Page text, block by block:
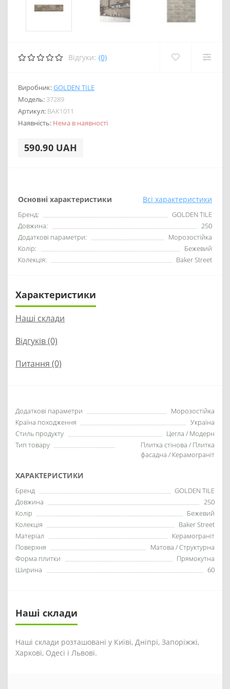
Відгуки: (0)
Виробник:GOLDEN TILE
Модель: 37289
Артикул: BAK1011
Наявність: Нема в наявності
590.90 UAH
Основні характеристики Всі характеристики
Бренд:
GOLDEN TILE
Довжина:
250
Додаткові параметри:
Морозостійка
Колір:
Бежевий
Колекція:
Baker Street
Характеристики
Наші склади
Відгуків (0)
Питання (0)
Додаткові параметри
Морозостійка
Країна походження
Україна
Стиль продукту
Цегла / Модерн
Тип товару
Плитка стінова / Плитка
фасадна / Керамограніт
ХАРАКТЕРИСТИКИ
Бренд
GOLDEN TILE
Довжина
250
Колір
Бежевий
Колекція
Baker Street
Матеріал
Керамограніт
Поверхня
Матова / Структурна
Форма плитки
Прямокутна
Ширина
60
Наші склади
Наші склади розташовані у Київі, Дніпрі, Запоріжжі,
Харкові, Одесі і Львові.